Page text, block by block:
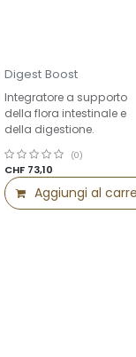
Digest Boost
Integratore a supporto
della flora intestinale e
della digestione.
(0)
CHF 73,10
Aggiungi al